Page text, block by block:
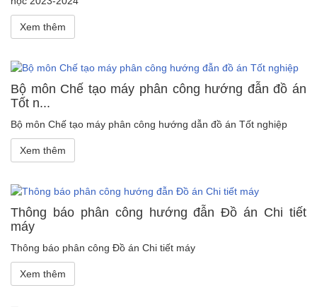
Xem thêm
Bộ môn Chế tạo máy phân công hướng đẫn đồ án
Tốt n...
Bộ môn Chế tạo máy phân công hướng dẫn đồ án Tốt nghiệp
Xem thêm
Thông báo phân công hướng đẫn Đồ án Chi tiết
máy
Thông báo phân công Đồ án Chi tiết máy
Xem thêm